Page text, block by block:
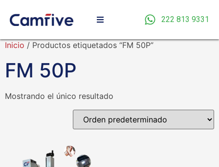
222 813 9331
Inicio / Productos etiquetados “FM 50P”
FM 50P
Mostrando el único resultado